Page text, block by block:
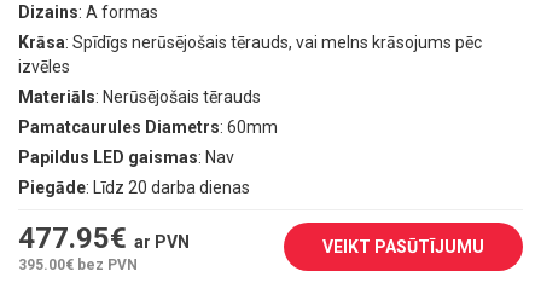
Dizains: A formas
Krāsa: Spīdīgs nerūsējošais tērauds, vai melns krāsojums pēc
izvēles
Materiāls: Nerūsējošais tērauds
Pamatcaurules Diametrs: 60mm
Papildus LED gaismas: Nav
Piegāde: Līdz 20 darba dienas
477.95€ ar PVN
395.00€ bez PVN
VEIKT PASŪTĪJUMU